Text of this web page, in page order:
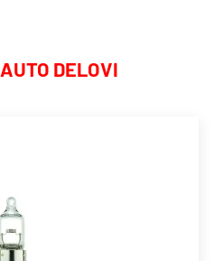
AUTO DELOVI